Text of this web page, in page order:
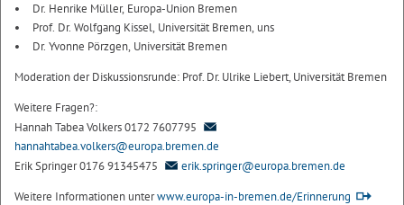
Dr. Henrike Müller, Europa-Union Bremen
Prof. Dr. Wolfgang Kissel, Universität Bremen, uns
Dr. Yvonne Pörzgen, Universität Bremen
Moderation der Diskussionsrunde: Prof. Dr. Ulrike Liebert, Universität Bremen
Weitere Fragen?:
Hannah Tabea Volkers 0172 7607795
hannahtabea.volkers@europa.bremen.de
Erik Springer 0176 91345475
erik.springer@europa.bremen.de
Weitere Informationen unterwww.europa-in-bremen.de/Erinnerung